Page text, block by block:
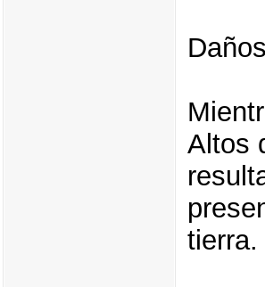
Altos
tierra.